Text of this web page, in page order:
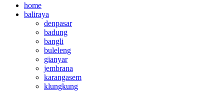
home
baliraya
denpasar
badung
bangli
buleleng
gianyar
jembrana
karangasem
klungkung